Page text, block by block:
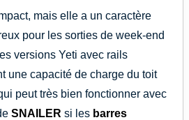
mais elle a un caractère
pour les sorties de week-end
versions Yeti avec rails
une capacité de charge du toit
peut très bien fonctionner avec
SNAILER si les barres